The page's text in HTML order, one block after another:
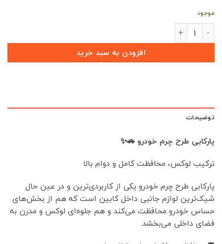
موجود
پارکابی طرح چرم هونگچی H5 (بسته 4 عددی) عدد
افزودن به سبد خرید
توضیحات
پارکابی طرح چرم خودرو 🚗✨
ترکیب لوکس، محافظت کامل و دوام بالا
پارکابی طرح چرم خودرو یکی از کاربردی‌ترین و در عین حال
شیک‌ترین لوازم جانبی داخل کابین است که هم از بخش‌های
حساس خودرو محافظت می‌کند و هم جلوه‌ای لوکس و مدرن به
فضای داخلی می‌بخشد.